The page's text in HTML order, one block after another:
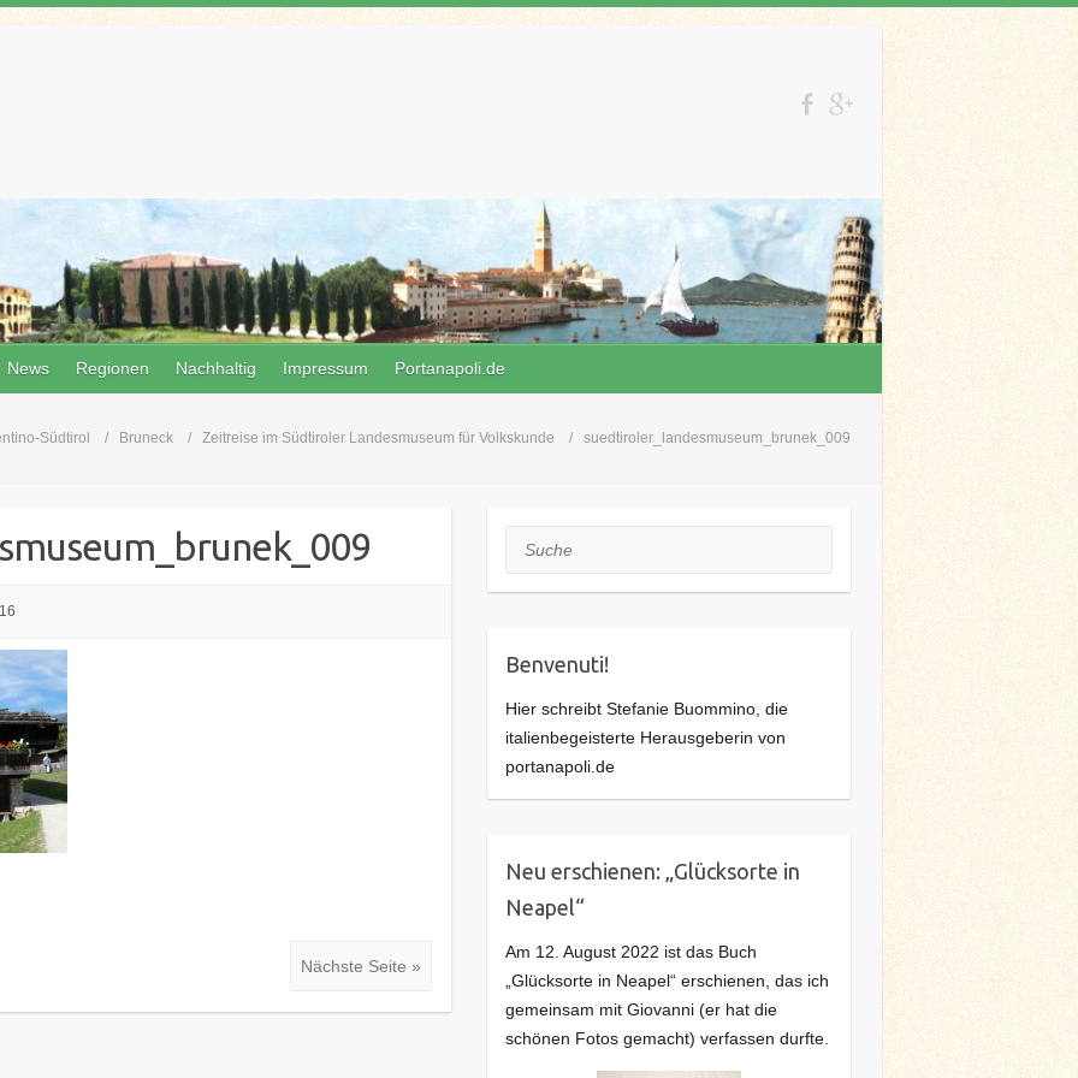
News Regionen Nachhaltig Impressum Portanapoli.de
Südtirol Bruneck Zeitreise im Südtiroler Landesmuseum für Volkskunde suedtiroler_landesmuseum_brunek_009
Nächste Seite »
Suche
Benvenuti!
Hier schreibt Stefanie Buommino, die
italienbegeisterte Herausgeberin von
portanapoli.de
Neu erschienen: „Glücksorte in
Neapel“
Am 12. August 2022 ist das Buch
„Glücksorte in Neapel“ erschienen, das ich
gemeinsam mit Giovanni (er hat die
schönen Fotos gemacht) verfassen durfte.